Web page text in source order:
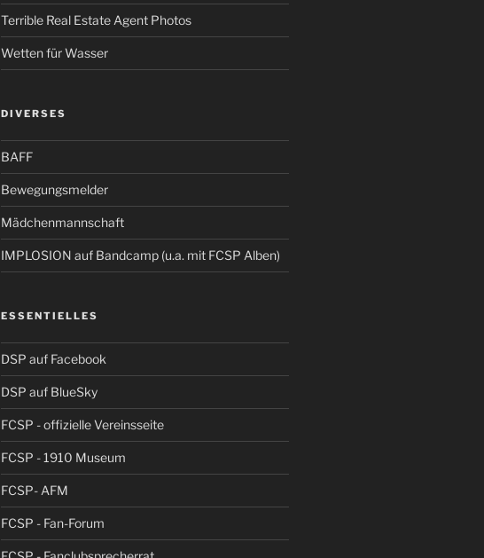
Terrible Real Estate Agent Photos
Wetten für Wasser
DIVERSES
BAFF
Bewegungsmelder
Mädchenmannschaft
IMPLOSION auf Bandcamp (u.a. mit FCSP Alben)
ESSENTIELLES
DSP auf Facebook
DSP auf BlueSky
FCSP - offizielle Vereinsseite
FCSP - 1910 Museum
FCSP- AFM
FCSP - Fan-Forum